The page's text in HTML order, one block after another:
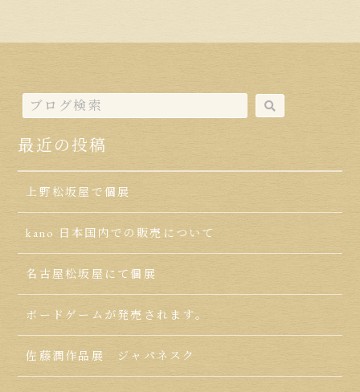
最近の投稿
上野松坂屋で個展
kano 日本国内での販売について
名古屋松坂屋にて個展
ボードゲームが発売されます。
佐藤潤作品展 ジャパネスク